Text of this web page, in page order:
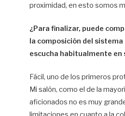
proximidad, en esto somos
¿Para finalizar, puede
la composición del sistema
escucha habitualmente en
Fácil, uno de los primeros
Mi salón, como el de la
aficionados no es muy